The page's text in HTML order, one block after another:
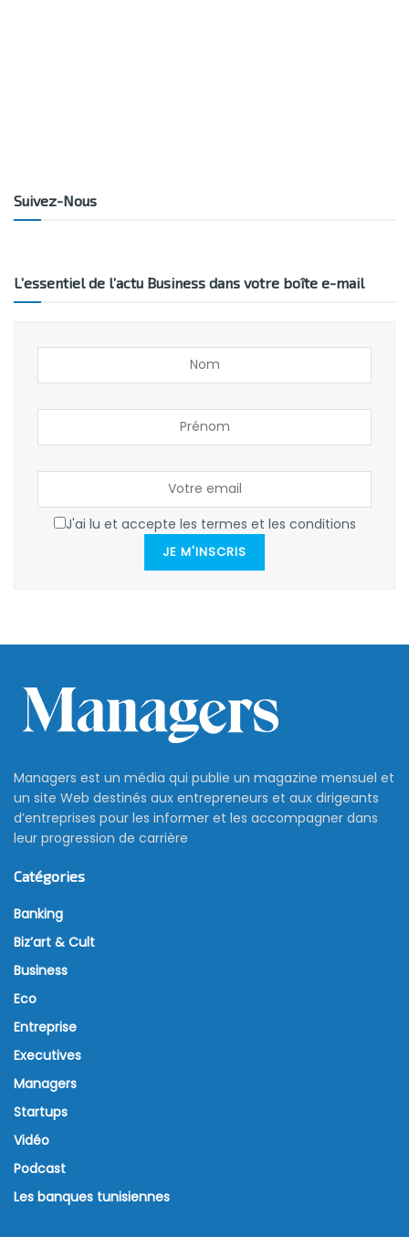
Suivez-Nous
L’essentiel de l’actu Business dans votre boîte e-mail
J'ai lu et accepte les termes et les conditions
JE M'INSCRIS
Managers est un média qui publie un magazine mensuel et
un site Web destinés aux entrepreneurs et aux dirigeants
d’entreprises pour les informer et les accompagner dans
leur progression de carrière
Catégories
Banking
Biz’art & Cult
Business
Eco
Entreprise
Executives
Managers
Startups
Vidéo
Podcast
Les banques tunisiennes